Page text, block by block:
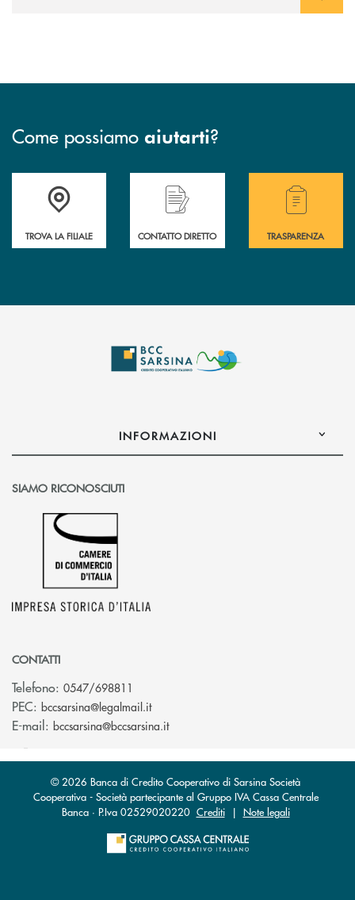
Come possiamo aiutarti?
Accedi all'elenco completo delle filiali di Bcc Sarsina.
TROVA LA FILIALE
Hai bisogno di assistenza immediata ?
CONTATTO DIRETTO
Hai bisogno di
TRASPARENZA
INFORMAZIONI
SIAMO RICONOSCIUTI
CONTATTI
Telefono: 0547/698811
PEC: bccsarsina@legalmail.it(si apre l’app di posta elettronica)
E-mail: bccsarsina@bccsarsina.it(si apre l’app di posta elettronica)
© 2026 Banca di Credito Cooperativo di Sarsina Società
Cooperativa - Società partecipante al Gruppo IVA Cassa Centrale
Banca · P.Iva 02529020220 Crediti| Note legali